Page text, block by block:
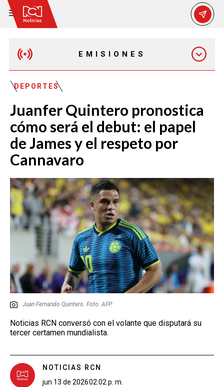
EMISIONES
EMISIÓN 7:00 PM
DEPORTES
Juanfer Quintero pronostica
cómo será el debut: el papel
de James y el respeto por
Cannavaro
Juan Fernando Quintero. Foto: AFP.
Noticias RCN conversó con el volante que disputará su
tercer certamen mundialista.
NOTICIAS RCN
jun 13 de 202602:02 p. m.